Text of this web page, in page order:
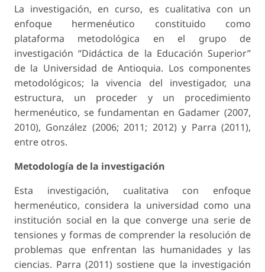
La investigación, en curso, es cualitativa con un
enfoque hermenéutico constituido como
plataforma metodológica en el grupo de
investigación “Didáctica de la Educación Superior”
de la Universidad de Antioquia. Los componentes
metodológicos; la vivencia del investigador, una
estructura, un proceder y un procedimiento
hermenéutico, se fundamentan en Gadamer (2007,
2010), González (2006; 2011; 2012) y Parra (2011),
entre otros.
Metodología de la investigación
Esta investigación, cualitativa con enfoque
hermenéutico, considera la universidad como una
institución social en la que converge una serie de
tensiones y formas de comprender la resolución de
problemas que enfrentan las humanidades y las
ciencias. Parra (2011) sostiene que la investigación